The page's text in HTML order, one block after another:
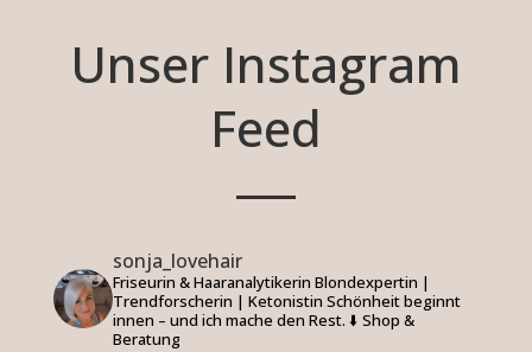
Unser Instagram
Feed
sonja_lovehair
Friseurin & Haaranalytikerin Blondexpertin |
Trendforscherin | Ketonistin Schönheit beginnt
innen – und ich mache den Rest. ⬇️ Shop &
Beratung